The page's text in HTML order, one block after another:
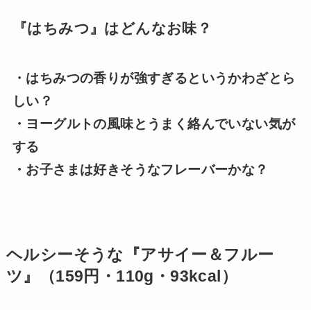
『はちみつ』はどんなお味？
・はちみつの香りが強すぎるというかわざとら
しい？
・ヨーグルトの風味とうまく絡んでいない気が
する
・お子さまは好きそうなフレーバーかな？
ヘルシーそうな『アサイー＆フルー
ツ』（159円・110g・93kcal）